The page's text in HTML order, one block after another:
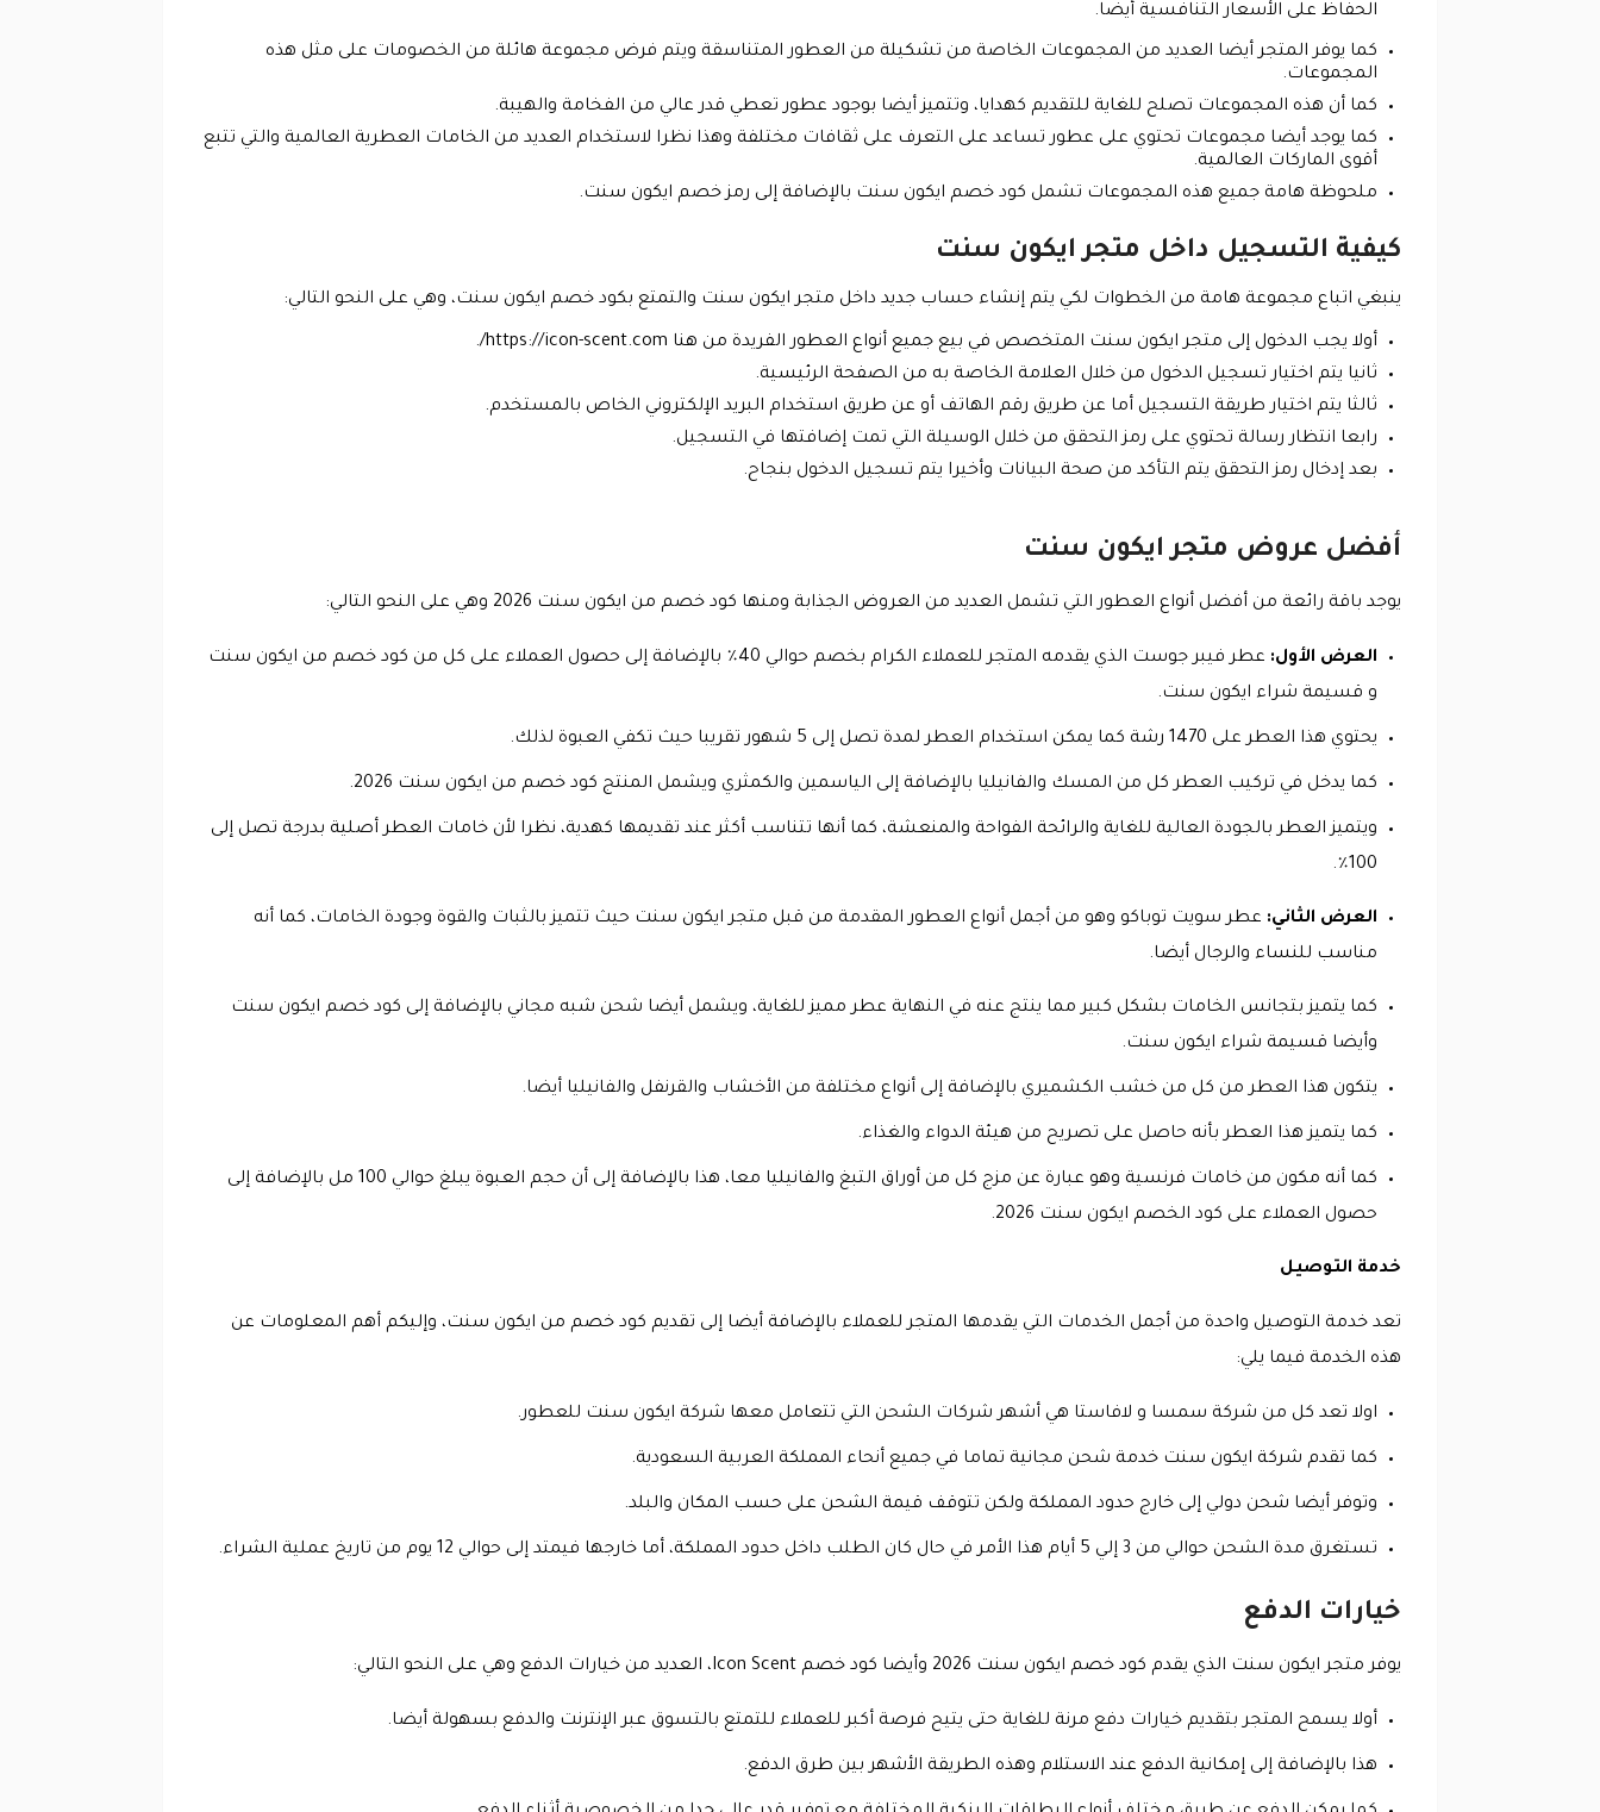
الحفاظ على الأسعار التنافسية أيضا.
كما يوفر المتجر أيضا العديد من المجموعات الخاصة من تشكيلة من العطور المتناسقة ويتم فرض مجموعة هائلة من الخصومات على مثل هذه
المجموعات.
كما أن هذه المجموعات تصلح للغاية للتقديم كهدايا، وتتميز أيضا بوجود عطور تعطي قدر عالي من الفخامة والهيبة.
كما يوجد أيضا مجموعات تحتوي على عطور تساعد على التعرف على ثقافات مختلفة وهذا نظرا لاستخدام العديد من الخامات العطرية العالمية والتي تتبع
أقوى الماركات العالمية.
ملحوظة هامة جميع هذه المجموعات تشمل كود خصم ايكون سنت بالإضافة إلى رمز خصم ايكون سنت.
كيفية التسجيل داخل متجر ايكون سنت
ينبغي اتباع مجموعة هامة من الخطوات لكي يتم إنشاء حساب جديد داخل متجر ايكون سنت والتمتع بكود خصم ايكون سنت، وهي على النحو التالي:
أولا يجب الدخول إلى متجر ايكون سنت المتخصص في بيع جميع أنواع العطور الفريدة من هنا https://icon-scent.com/.
ثانيا يتم اختيار تسجيل الدخول من خلال العلامة الخاصة به من الصفحة الرئيسية.
ثالثا يتم اختيار طريقة التسجيل أما عن طريق رقم الهاتف أو عن طريق استخدام البريد الإلكتروني الخاص بالمستخدم.
رابعا انتظار رسالة تحتوي على رمز التحقق من خلال الوسيلة التي تمت إضافتها في التسجيل.
بعد إدخال رمز التحقق يتم التأكد من صحة البيانات وأخيرا يتم تسجيل الدخول بنجاح.
أفضل عروض متجر ايكون سنت
يوجد باقة رائعة من أفضل أنواع العطور التي تشمل العديد من العروض الجذابة ومنها كود خصم من ايكون سنت 2026 وهي على النحو التالي:
العرض الأول:
عطر فيبر جوست الذي يقدمه المتجر للعملاء الكرام بخصم حوالي 40٪ بالإضافة إلى حصول العملاء على كل من كود خصم من ايكون سنت
و قسيمة شراء ايكون سنت.
يحتوي هذا العطر على 1470 رشة كما يمكن استخدام العطر لمدة تصل إلى 5 شهور تقريبا حيث تكفي العبوة لذلك.
كما يدخل في تركيب العطر كل من المسك والفانيليا بالإضافة إلى الياسمين والكمثري ويشمل المنتج كود خصم من ايكون سنت 2026.
ويتميز العطر بالجودة العالية للغاية والرائحة الفواحة والمنعشة، كما أنها تتناسب أكثر عند تقديمها كهدية، نظرا لأن خامات العطر أصلية بدرجة تصل إلى
100٪.
العرض الثاني: عطر سويت توباكو وهو من أجمل أنواع العطور المقدمة من قبل متجر ايكون سنت حيث تتميز بالثبات والقوة وجودة الخامات، كما أنه
مناسب للنساء والرجال أيضا.
كما يتميز بتجانس الخامات بشكل كبير مما ينتج عنه في النهاية عطر مميز للغاية، ويشمل أيضا شحن شبه مجاني بالإضافة إلى كود خصم ايكون سنت
وأيضا قسيمة شراء ايكون سنت.
يتكون هذا العطر من كل من خشب الكشميري بالإضافة إلى أنواع مختلفة من الأخشاب والقرنفل والفانيليا أيضا.
كما يتميز هذا العطر بأنه حاصل على تصريح من هيئة الدواء والغذاء.
كما أنه مكون من خامات فرنسية وهو عبارة عن مزج كل من أوراق التبغ والفانيليا معا، هذا بالإضافة إلى أن حجم العبوة يبلغ حوالي 100 مل بالإضافة إلى
حصول العملاء على كود الخصم ايكون سنت 2026.
خدمة التوصيل
تعد خدمة التوصيل واحدة من أجمل الخدمات التي يقدمها المتجر للعملاء بالإضافة أيضا إلى تقديم كود خصم من ايكون سنت، وإليكم أهم المعلومات عن
هذه الخدمة فيما يلي:
اولا تعد كل من شركة سمسا و لافاستا هي أشهر شركات الشحن التي تتعامل معها شركة ايكون سنت للعطور.
كما تقدم شركة ايكون سنت خدمة شحن مجانية تماما في جميع أنحاء المملكة العربية السعودية.
وتوفر أيضا شحن دولي إلى خارج حدود المملكة ولكن تتوقف قيمة الشحن على حسب المكان والبلد.
تستغرق مدة الشحن حوالي من 3 إلي 5 أيام هذا الأمر في حال كان الطلب داخل حدود المملكة، أما خارجها فيمتد إلى حوالي 12 يوم من تاريخ عملية الشراء.
خيارات الدفع
يوفر متجر ايكون سنت الذي يقدم كود خصم ايكون سنت 2026 وأيضا كود خصم Icon Scent، العديد من خيارات الدفع وهي على النحو التالي:
أولا يسمح المتجر بتقديم خيارات دفع مرنة للغاية حتى يتيح فرصة أكبر للعملاء للتمتع بالتسوق عبر الإنترنت والدفع بسهولة أيضا.
هذا بالإضافة إلى إمكانية الدفع عند الاستلام وهذه الطريقة الأشهر بين طرق الدفع.